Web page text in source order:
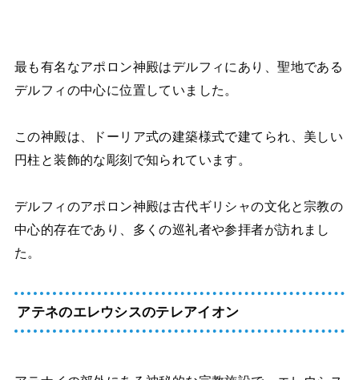
最も有名なアポロン神殿はデルフィにあり、聖地である
デルフィの中心に位置していました。
この神殿は、ドーリア式の建築様式で建てられ、美しい
円柱と装飾的な彫刻で知られています。
デルフィのアポロン神殿は古代ギリシャの文化と宗教の
中心的存在であり、多くの巡礼者や参拝者が訪れまし
た。
アテネのエレウシスのテレアイオン